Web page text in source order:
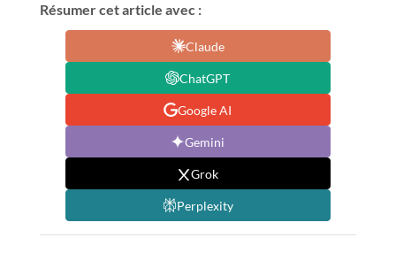
Résumer cet article avec :
Claude
ChatGPT
Google AI
Gemini
Grok
Perplexity